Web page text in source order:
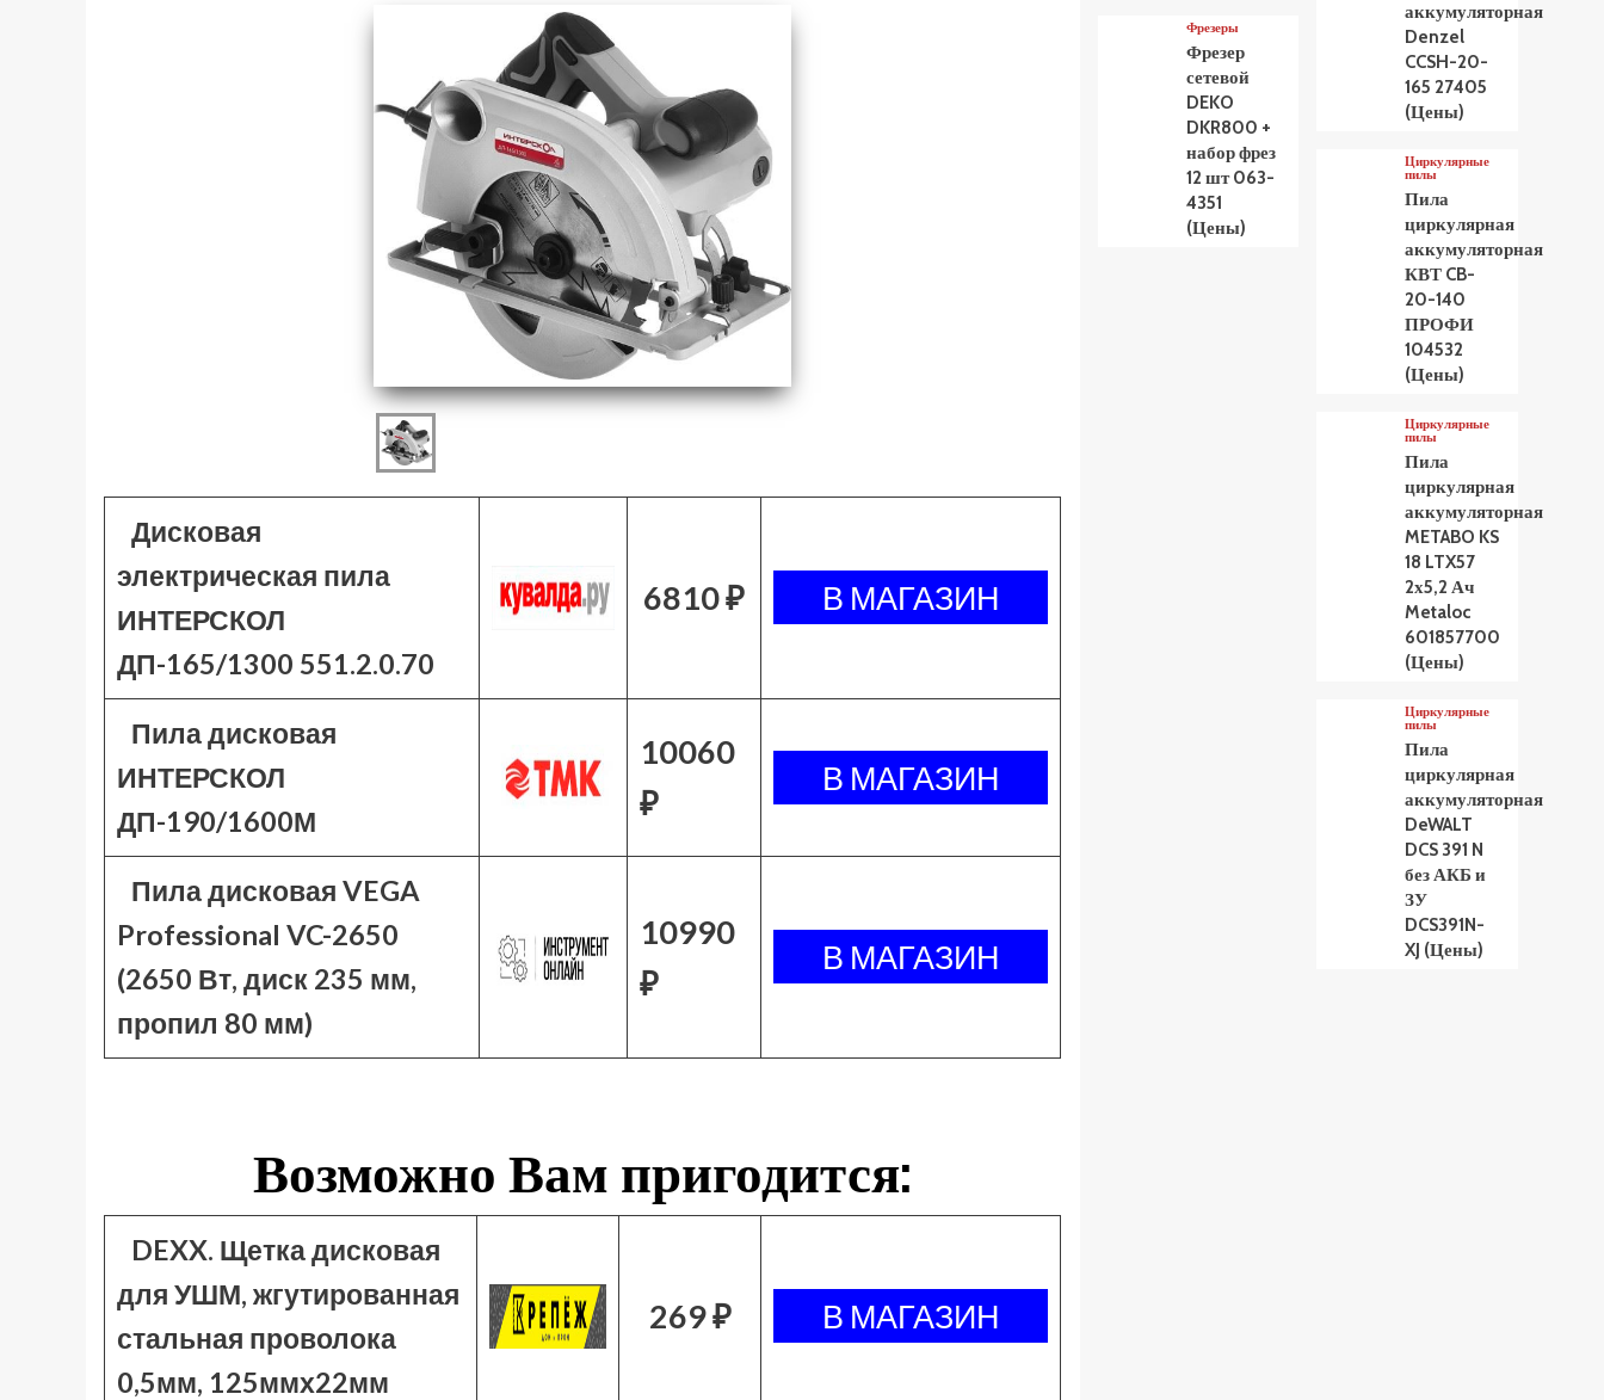
Дисковая
электрическая пила
ИНТЕРСКОЛ
ДП-165/1300 551.2.0.70
6810 ₽
Пила дисковая
ИНТЕРСКОЛ
ДП-190/1600М
10060
₽
Пила дисковая VEGA
Professional VC-2650
(2650 Вт, диск 235 мм,
пропил 80 мм)
10990
₽
Возможно Вам пригодится:
DEXX. Щетка дисковая
для УШМ, жгутированная
стальная проволока
0,5мм, 125ммх22мм
269 ₽
Фрезеры
Фрезер
сетевой
DEKO
DKR800 +
набор фрез
12 шт 063-
4351
(Цены)
аккумуляторная
Denzel
CCSH-20-
165 27405
(Цены)
Циркулярные
пилы
Пила
циркулярная
аккумуляторная
КВТ CB-
20-140
ПРОФИ
104532
(Цены)
Циркулярные
пилы
Пила
циркулярная
аккумуляторная
METABO KS
18 LTX57
2х5,2 Ач
Metaloc
601857700
(Цены)
Циркулярные
пилы
Пила
циркулярная
аккумуляторная
DeWALT
DCS 391 N
без АКБ и
ЗУ
DCS391N-
XJ (Цены)